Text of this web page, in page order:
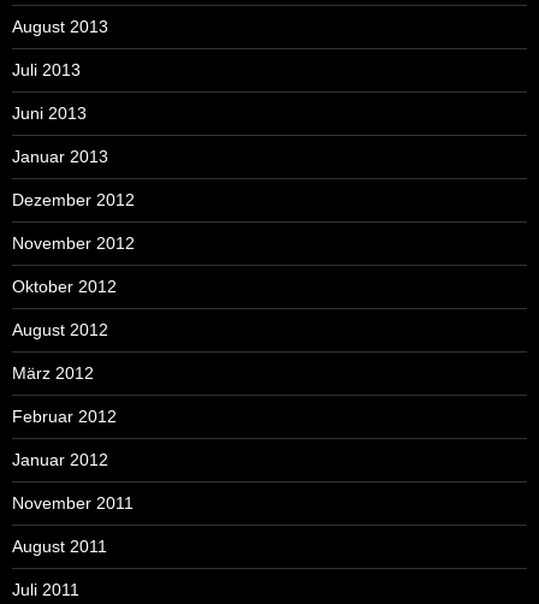
August 2013
Juli 2013
Juni 2013
Januar 2013
Dezember 2012
November 2012
Oktober 2012
August 2012
März 2012
Februar 2012
Januar 2012
November 2011
August 2011
Juli 2011